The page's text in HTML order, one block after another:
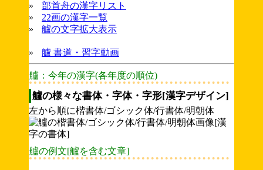
»
部首舟の漢字リスト
»
22画の漢字一覧
»
艫の文字拡大表示
» 艫 書道・習字動画
艫：今年の漢字(各年度の順位)
艫の様々な書体・字体・字形[漢字デザイン]
左から順に楷書体/ゴシック体/行書体/明朝体
艫の例文[艫を含む文章]